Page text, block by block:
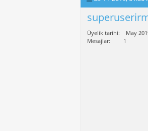
Üyelik tarihi
May
Mesajlar
1